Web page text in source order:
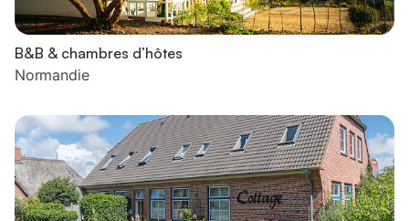
B&B & chambres d’hôtes
Normandie